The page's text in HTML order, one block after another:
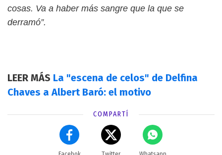
cosas. Va a haber más sangre que la que se
derramó”.
LEER MÁS La "escena de celos" de Delfina
Chaves a Albert Baró: el motivo
COMPARTÍ